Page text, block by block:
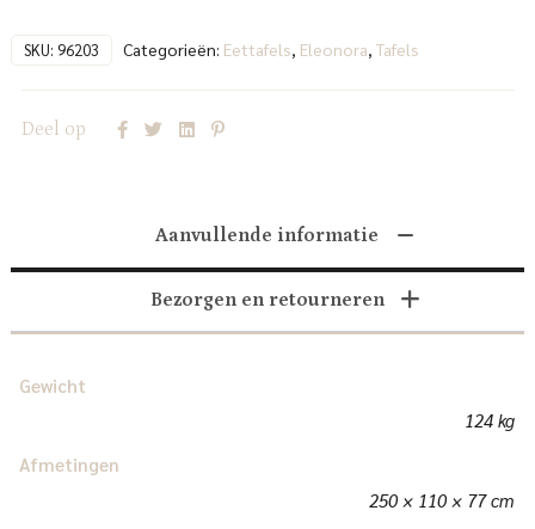
SKU: 96203 Categorieën: Eettafels, Eleonora, Tafels
Deel op
Aanvullende informatie
Bezorgen en retourneren
Gewicht
124 kg
Afmetingen
250 × 110 × 77 cm